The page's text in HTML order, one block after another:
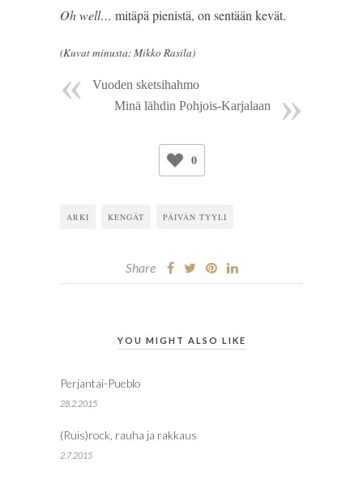
Oh well… mitäpä pienistä, on sentään kevät.
(Kuvat minusta: Mikko Rasila)
Vuoden sketsihahmo
Minä lähdin Pohjois-Karjalaan
0
ARKI KENGÄT PÄIVÄN TYYLI
Share
YOU MIGHT ALSO LIKE
Perjantai-Pueblo
28.2.2015
(Ruis)rock, rauha ja rakkaus
2.7.2015